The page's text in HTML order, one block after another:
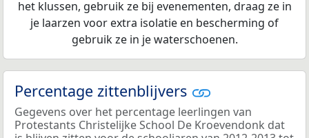
het klussen, gebruik ze bij evenementen, draag ze in
je laarzen voor extra isolatie en bescherming of
gebruik ze in je waterschoenen.
Percentage zittenblijvers
Gegevens over het percentage leerlingen van
Protestants Christelijke School De Kroevendonk dat